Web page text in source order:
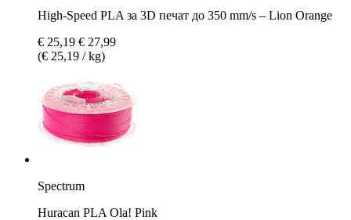
High-Speed PLA за 3D печат до 350 mm/s – Lion Orange
€ 25,19 € 27,99
(€ 25,19 / kg)
Spectrum
Huracan PLA Ola! Pink